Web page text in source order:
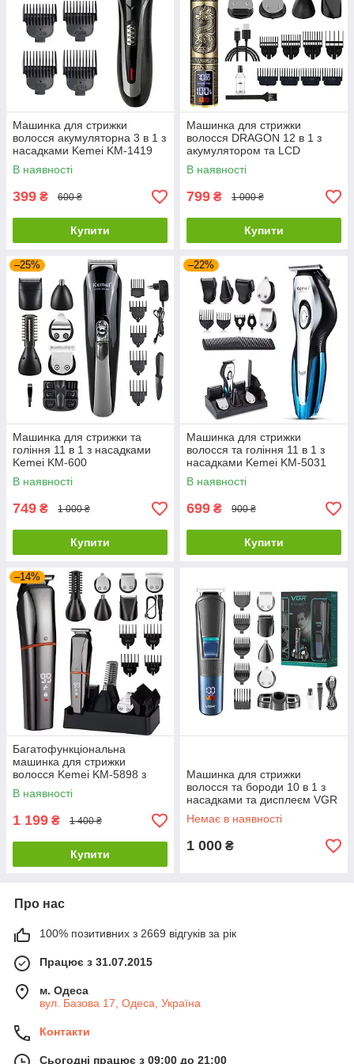
Машинка для стрижки
волосся акумуляторна 3 в 1 з
насадками Kemei KM-1419
В наявності
399 ₴ 600 ₴
Купити
Машинка для стрижки
волосся DRAGON 12 в 1 з
акумулятором та LCD
дисплеєм
В наявності
799 ₴ 1 000 ₴
Купити
–25%
Машинка для стрижки та
гоління 11 в 1 з насадками
Kemei KM-600
В наявності
749 ₴ 1 000 ₴
Купити
–22%
Машинка для стрижки
волосся та гоління 11 в 1 з
насадками Kemei KM-5031
В наявності
699 ₴ 900 ₴
Купити
–14%
Багатофункціональна
машинка для стрижки
волосся Kemei KM-5898 з
насадками для бороди, вух,
носа та тіла
В наявності
1 199 ₴ 1 400 ₴
Купити
Машинка для стрижки
волосся та бороди 10 в 1 з
насадками та дисплеєм VGR
V-108 Pro
Немає в наявності
1 000 ₴
Про нас
100% позитивних з 2669 відгуків за рік
Працює з 31.07.2015
м. Одеса
вул. Базова 17, Одеса, Україна
Контакти
Сьогодні працює з 09:00 до 21:00